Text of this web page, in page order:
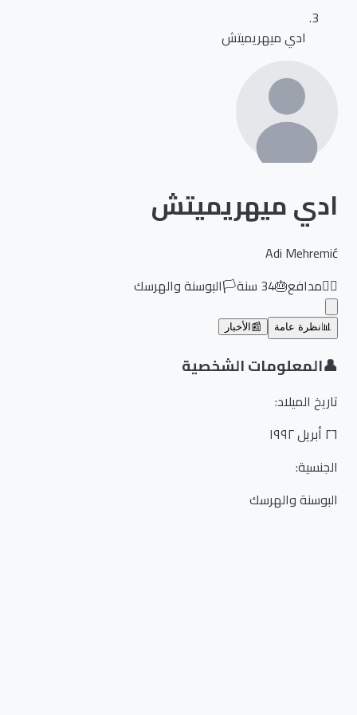
ادي ميهريميتش
ادي ميهريميتش
Adi Mehremić
مدافع🎂
34سنة🏳️البوسنة والهرسك
نظرة عامة 📰 الأخبار
المعلومات الشخصية
تاريخ الميلاد:
الجنسية:
البوسنة والهرسك